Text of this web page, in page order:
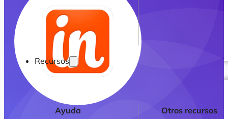
Recursos
Ayuda
Otros recursos